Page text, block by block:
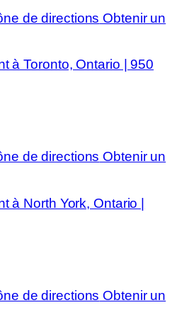
Obtenir un
à Toronto, Ontario | 950
Obtenir un
à North York, Ontario |
Obtenir un